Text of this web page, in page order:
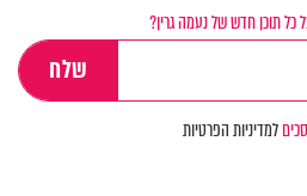
תוכן חדש של נעמה גרין?
למדיניות הפרטיות